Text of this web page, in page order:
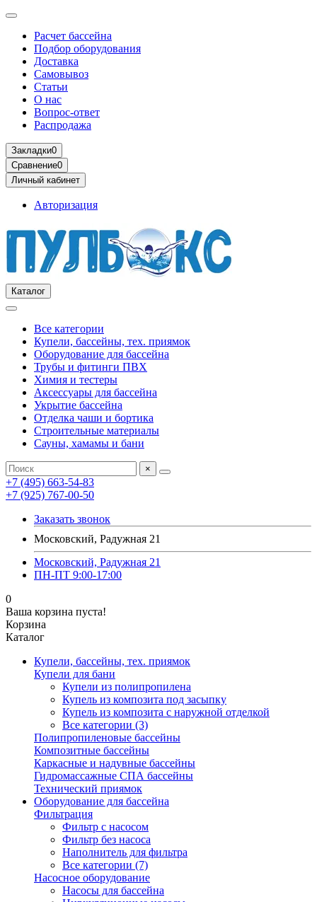
Расчет бассейна
Подбор оборудования
Доставка
Самовывоз
Статьи
О нас
Вопрос-ответ
Распродажа
Закладки0
Сравнение0
Личный кабинет
Авторизация
Каталог
Все категории
Купели, бассейны, тех. приямок
Оборудование для бассейна
Трубы и фитинги ПВХ
Химия и тестеры
Аксессуары для бассейна
Укрытие бассейна
Отделка чаши и бортика
Строительные материалы
Сауны, хамамы и бани
×
+7 (495) 663-54-83
+7 (925) 767-00-50
Заказать звонок
Московский, Радужная 21
Московский, Радужная 21
ПН-ПТ 9:00-17:00
0
Ваша корзина пуста!
Корзина
Каталог
Купели, бассейны, тех. приямок
Купели для бани
Купели из полипропилена
Купель из композита под засыпку
Купель из композита с наружной отделкой
Все категории (3)
Полипропиленовые бассейны
Композитные бассейны
Каркасные и надувные бассейны
Гидромассажные СПА бассейны
Технический приямок
Оборудование для бассейна
Фильтрация
Фильтр с насосом
Фильтр без насоса
Наполнитель для фильтра
Все категории (7)
Насосное оборудование
Насосы для бассейна